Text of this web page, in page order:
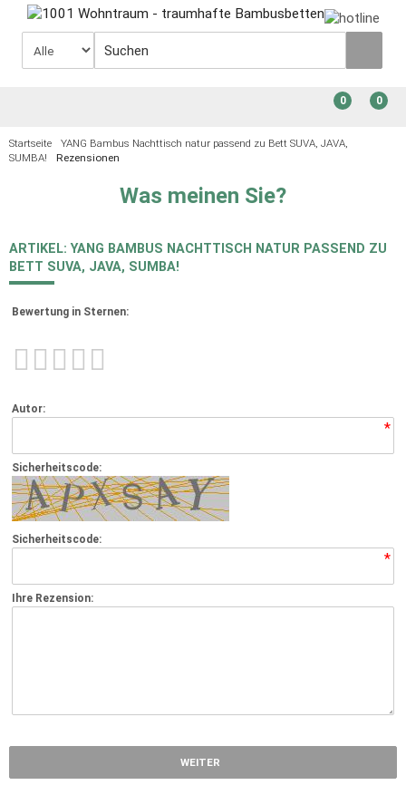
0
0
Startseite
YANG Bambus Nachttisch natur passend zu Bett SUVA, JAVA,
SUMBA!
Rezensionen
Was meinen Sie?
ARTIKEL: YANG BAMBUS NACHTTISCH NATUR PASSEND ZU
BETT SUVA, JAVA, SUMBA!
Bewertung in Sternen:
Autor:
*
Sicherheitscode:
Sicherheitscode:
*
Ihre Rezension:
WEITER